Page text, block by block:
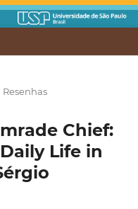
Resenhas
Chief:
Life in